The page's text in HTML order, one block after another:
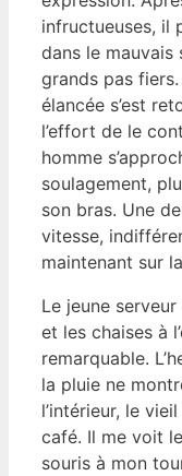
infructueuses, il
dans le mauvais
grands pas fiers.
élancée s’est
l’effort de le
homme
soulagement,
son bras. Une
vitesse,
maintenant sur
Le jeune
et les chaises à
remarquable.
la pluie ne
l’intérieur, le
café. Il me voit
souris à mon